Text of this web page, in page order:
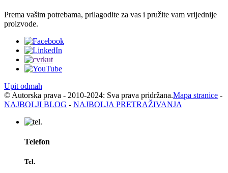
Prema vašim potrebama, prilagodite za vas i pružite vam vrijednije
proizvode.
Upit odmah
© Autorska prava - 2010-2024: Sva prava pridržana.Mapa stranice -
NAJBOLJI BLOG - NAJBOLJA PRETRAŽIVANJA
Telefon
Tel.